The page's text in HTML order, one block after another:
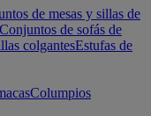
de mesas y sillas de
Conjuntos de sofás de
colgantesEstufas de
Columpios